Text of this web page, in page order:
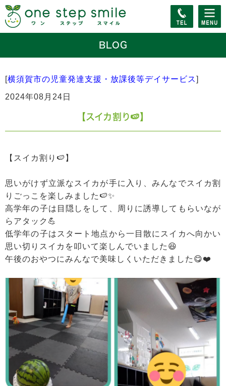
BLOG
[横須賀市の児童発達支援・放課後等デイサービス]
2024年08月24日
【スイカ割り🍉】
【スイカ割り🍉】
思いがけず立派なスイカが手に入り、みんなでスイカ割
りごっこを楽しみました🍉✨
高学年の子は目隠しをして、周りに誘導してもらいなが
らアタック💪
低学年の子はスタート地点から一目散にスイカへ向かい
思い切りスイカを叩いて楽しんでいました😆
午後のおやつにみんなで美味しくいただきました😋❤️